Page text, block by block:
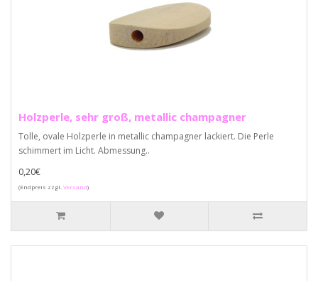
Holzperle, sehr groß, metallic champagner
Tolle, ovale Holzperle in metallic champagner lackiert. Die Perle
schimmert im Licht. Abmessung..
0,20€
(Endpreis zzgl.Versand)